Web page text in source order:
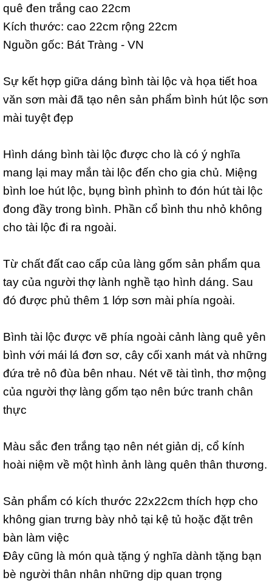
quê đen trắng cao 22cm
Kích thước: cao 22cm rộng 22cm
Nguồn gốc: Bát Tràng - VN
Sự kết hợp giữa dáng bình tài lộc và họa tiết hoa
văn sơn mài đã tạo nên sản phẩm bình hút lộc sơn
mài tuyệt đẹp
Hình dáng bình tài lộc được cho là có ý nghĩa
mang lại may mắn tài lộc đến cho gia chủ. Miệng
bình loe hút lộc, bụng bình phình to đón hút tài lộc
đong đầy trong bình. Phần cổ bình thu nhỏ không
cho tài lộc đi ra ngoài.
Từ chất đất cao cấp của làng gốm sản phẩm qua
tay của người thợ lành nghề tạo hình dáng. Sau
đó được phủ thêm 1 lớp sơn mài phía ngoài.
Bình tài lộc được vẽ phía ngoài cảnh làng quê yên
bình với mái lá đơn sơ, cây cối xanh mát và những
đứa trẻ nô đùa bên nhau. Nét vẽ tài tình, thơ mộng
của người thợ làng gốm tạo nên bức tranh chân
thực
Màu sắc đen trắng tạo nên nét giản dị, cổ kính
hoài niệm về một hình ảnh làng quên thân thương.
Sản phẩm có kích thước 22x22cm thích hợp cho
không gian trưng bày nhỏ tại kệ tủ hoặc đặt trên
bàn làm việc
Đây cũng là món quà tặng ý nghĩa dành tặng bạn
bè người thân nhân những dịp quan trọng